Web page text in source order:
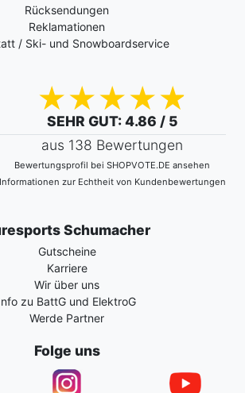
Rücksendungen
Reklamationen
/ Ski- und Snowboardservice
SEHR GUT: 4.86 / 5
aus 138 Bewertungen
Bewertungsprofil bei SHOPVOTE.DE ansehen
Informationen zur Echtheit von Kundenbewertungen
Schumacher
Gutscheine
Karriere
Wir über uns
zu BattG und ElektroG
Werde Partner
Folge uns